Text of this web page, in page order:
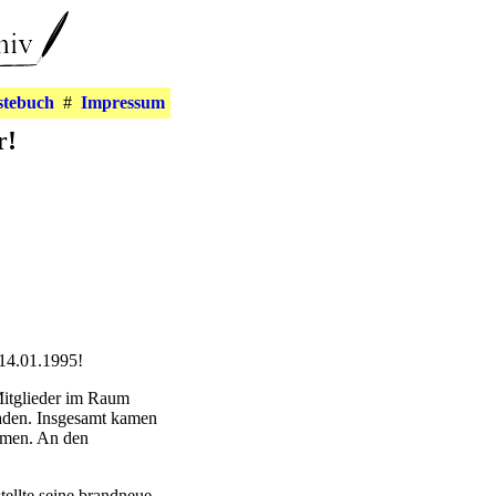
# Impressum
im Raum
Insgesamt kamen
An den